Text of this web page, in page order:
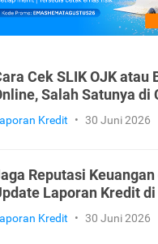
Cek SLIK OJK atau
Salah Satunya di
Kredit • 30 Juni 2026
Reputasi
Laporan Kredit
Kredit • 30 Juni 2026